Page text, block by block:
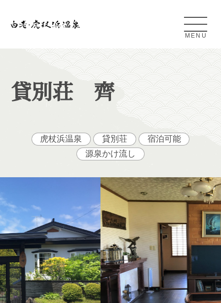
アクセス
日帰り温泉
宿泊できる温泉
施設一覧
MENU
貸別荘 齊
虎杖浜温泉 貸別荘
宿泊可能
源泉かけ流し